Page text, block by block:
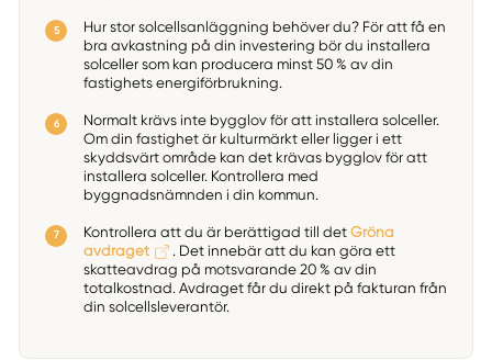
Hur stor solcellsanläggning behöver du? För att få en
bra avkastning på din investering bör du installera
solceller som kan producera minst 50 % av din
fastighets energiförbrukning.
Normalt krävs inte bygglov för att installera solceller.
Om din fastighet är kulturmärkt eller ligger i ett
skyddsvärt område kan det krävas bygglov för att
installera solceller. Kontrollera med
byggnadsnämnden i din kommun.
Kontrollera att du är berättigad till detGröna
avdraget
. Det innebär att du kan göra ett
skatteavdrag på motsvarande 20 % av din
totalkostnad. Avdraget får du direkt på fakturan från
din solcellsleverantör.